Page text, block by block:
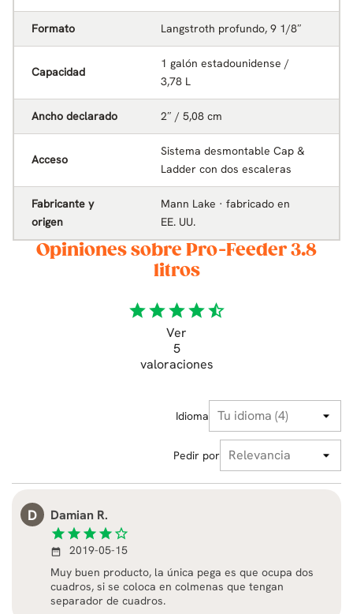
Formato Langstroth profundo, 9 1/8″
Capacidad
1 galón estadounidense /
3,78 L
Ancho declarado 2″ / 5,08 cm
Acceso
Sistema desmontable Cap &
Ladder con dos escaleras
Fabricante y
origen
Mann Lake · fabricado en
EE. UU.
Opiniones sobre Pro-Feeder 3.8
litros
starstarstarstarstar_half
Ver
5
valoraciones
Idioma
Pedir por
D Damian R.
star star star star star_border
date_range
2019-05-15
Muy buen producto, la única pega es que ocupa dos
cuadros, si se coloca en colmenas que tengan
separador de cuadros.